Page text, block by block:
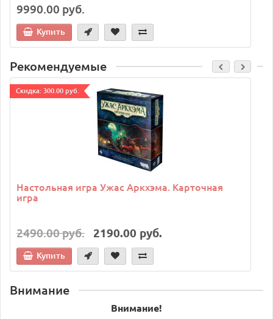
9990.00 руб.
Купить
Рекомендуемые
Cкидка: 300.00 руб.
Настольная игра Ужас Аркхэма. Карточная
игра
2490.00 руб. 2190.00 руб.
Купить
Внимание
Внимание!